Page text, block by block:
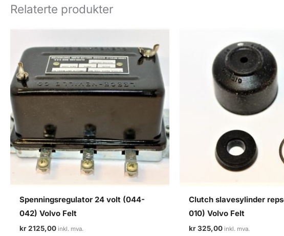
Relaterte produkter
Spenningsregulator 24 volt (044-
042) Volvo Felt
kr2125,00
Clutch slavesylinder
010) Volvo Felt
kr325,00